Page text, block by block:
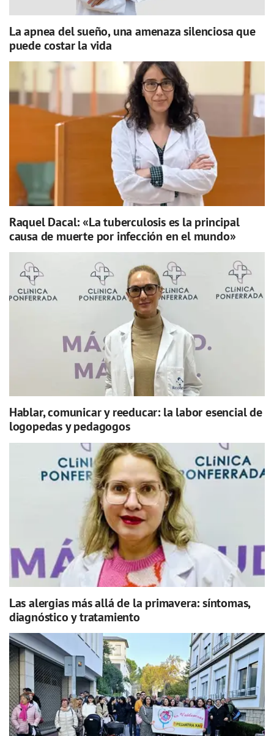
La apnea del sueño, una amenaza silenciosa que
puede costar la vida
Raquel Dacal: «La tuberculosis es la principal
causa de muerte por infección en el mundo»
Hablar, comunicar y reeducar: la labor esencial de
logopedas y pedagogos
Las alergias más allá de la primavera: síntomas,
diagnóstico y tratamiento